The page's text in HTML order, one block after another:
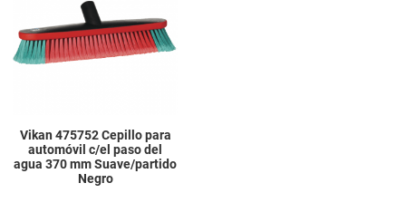
Vikan 475752 Cepillo para
automóvil c/el paso del
agua 370 mm Suave/partido
Negro